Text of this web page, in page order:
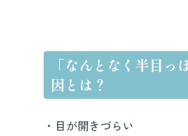
「なんとなく半目
因とは？
・目が開きづらい